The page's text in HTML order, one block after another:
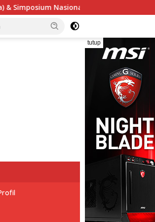
Undang Perekonomian Nasional
tutup